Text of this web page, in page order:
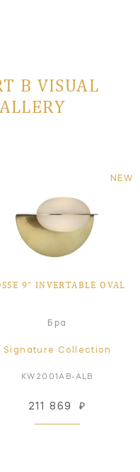
В VISUAL
NEW
9" INVERTABLE OVAL
Бра
Signature Collection
KW2001AB-ALB
211 869 ₽